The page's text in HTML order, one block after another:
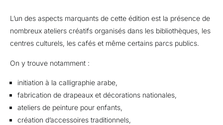
L’un des aspects marquants de cette édition est la présence de
nombreux ateliers créatifs organisés dans les bibliothèques, les
centres culturels, les cafés et même certains parcs publics.
On y trouve notamment :
initiation à la calligraphie arabe,
fabrication de drapeaux et décorations nationales,
ateliers de peinture pour enfants,
création d’accessoires traditionnels,